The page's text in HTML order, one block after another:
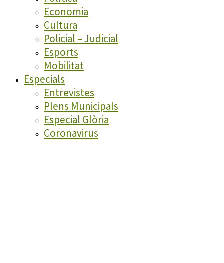
Economia
Cultura
Policial – Judicial
Esports
Mobilitat
Especials
Entrevistes
Plens Municipals
Especial Glòria
Coronavirus